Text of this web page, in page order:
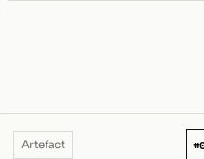
Artefact